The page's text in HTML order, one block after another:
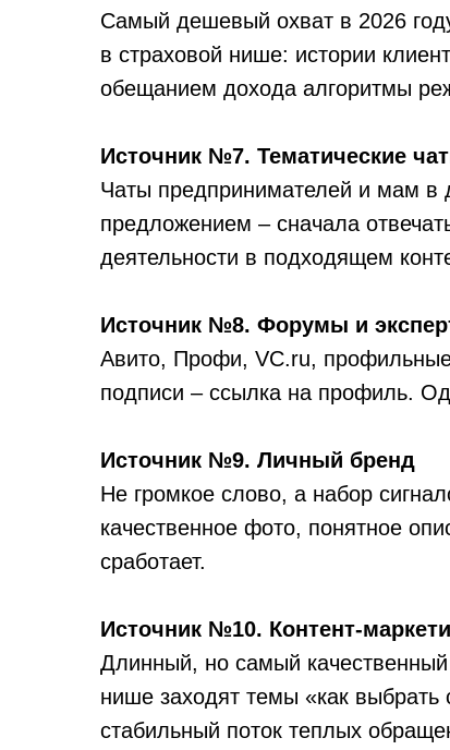
Самый дешевый охват в 2026
в страховой нише: истории
обещанием дохода алгоритмы
Источник №7. Тематические
Чаты предпринимателей и мам в
предложением – сначала
деятельности в подходящем
Источник №8. Форумы и
Авито, Профи, VC.ru,
подписи – ссылка на профиль.
Источник №9. Личный бренд
Не громкое слово, а набор
качественное фото, понятное
сработает.
Источник №10. Контент-
Длинный, но самый качественный
нише заходят темы «как выбрать
стабильный поток теплых